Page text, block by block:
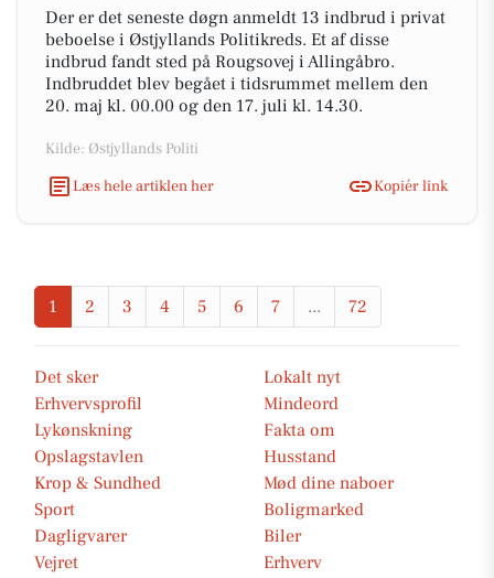
Der er det seneste døgn anmeldt 13 indbrud i privat
beboelse i Østjyllands Politikreds. Et af disse
indbrud fandt sted på Rougsovej i Allingåbro.
Indbruddet blev begået i tidsrummet mellem den
20. maj kl. 00.00 og den 17. juli kl. 14.30.
Kilde: Østjyllands Politi
Læs hele artiklen her
Kopiér link
1 2 3 4 5 6 7 ... 72
Det sker
Lokalt nyt
Erhvervsprofil
Mindeord
Lykønskning
Fakta om
Opslagstavlen
Husstand
Krop & Sundhed
Mød dine naboer
Sport
Boligmarked
Dagligvarer
Biler
Vejret
Erhverv